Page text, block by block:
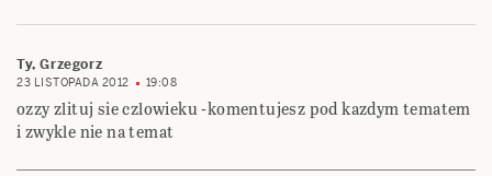
Ty, Grzegorz
23 LISTOPADA 2012 19:08
ozzy zlituj sie czlowieku -komentujesz pod kazdym tematem
i zwykle nie na temat